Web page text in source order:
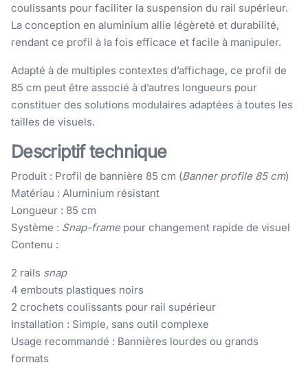
coulissants pour faciliter la suspension du rail supérieur.
La conception en aluminium allie légèreté et durabilité,
rendant ce profil à la fois efficace et facile à manipuler.
Adapté à de multiples contextes d’affichage, ce profil de
85 cm peut être associé à d’autres longueurs pour
constituer des solutions modulaires adaptées à toutes les
tailles de visuels.
Descriptif technique
Produit : Profil de bannière 85 cm (Banner profile 85 cm)
Matériau : Aluminium résistant
Longueur : 85 cm
Système : Snap-framepour changement rapide de visuel
Contenu :
2 rails snap
4 embouts plastiques noirs
2 crochets coulissants pour rail supérieur
Installation : Simple, sans outil complexe
Usage recommandé : Bannières lourdes ou grands
formats